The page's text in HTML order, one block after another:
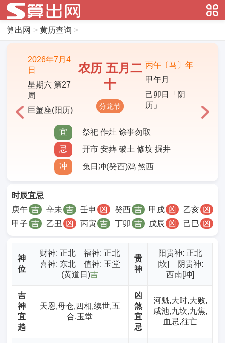
算出网 > 黄历查询 >
2026年7月4
日
星期六 第27
周
巨蟹座(阳历)
农历 五月二
十
分龙节
丙午〔马〕年
甲午月
己卯日「阴
历」
宜
祭祀 作灶 馀事勿取
忌
开市 安葬 破土 修坟 掘井
冲
兔日冲(癸酉)鸡 煞西
时辰宜忌
甲子 吉 乙丑 凶 丙寅 吉 丁卯 吉 戊辰 凶 己巳 凶
庚午 吉 辛未 吉 壬申 凶 癸酉 吉 甲戌 凶 乙亥 凶
神
位
财神: 正北 福神: 正北
喜神: 东北 值神: 玉堂
(黄道日)吉
贵
神
阳贵神: 正北
[坎] 阴贵神:
西南[坤]
吉
神
宜
趋
天恩,母仓,四相,续世,五
合,玉堂
凶
煞
宜
忌
河魁,大时,大败,
咸池,九坎,九焦,
血忌,往亡